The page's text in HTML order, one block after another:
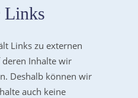
Links
Links zu externen
Inhalte wir
Deshalb können wir
auch keine